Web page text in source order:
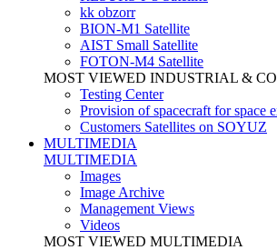
kk obzorr
BION-M1 Satellite
AIST Small Satellite
FOTON-M4 Satellite
MOST VIEWED INDUSTRIAL &
Testing Center
Provision of spacecraft for space
Customers Satellites on SOYUZ
MULTIMEDIA
MULTIMEDIA
Images
Image Archive
Management Views
Videos
MOST VIEWED MULTIMEDIA